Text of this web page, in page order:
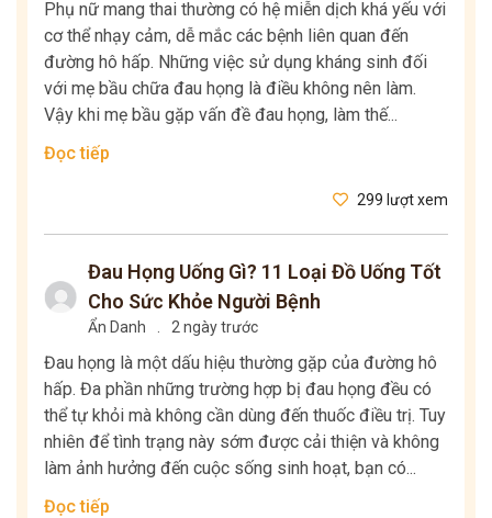
Phụ nữ mang thai thường có hệ miễn dịch khá yếu với
cơ thể nhạy cảm, dễ mắc các bệnh liên quan đến
đường hô hấp. Những việc sử dụng kháng sinh đối
với mẹ bầu chữa đau họng là điều không nên làm.
Vậy khi mẹ bầu gặp vấn đề đau họng, làm thế...
Đọc tiếp
299 lượt xem
Đau Họng Uống Gì? 11 Loại Đồ Uống Tốt
Cho Sức Khỏe Người Bệnh
Ẩn Danh 2 ngày trước
Đau họng là một dấu hiệu thường gặp của đường hô
hấp. Đa phần những trường hợp bị đau họng đều có
thể tự khỏi mà không cần dùng đến thuốc điều trị. Tuy
nhiên để tình trạng này sớm được cải thiện và không
làm ảnh hưởng đến cuộc sống sinh hoạt, bạn có...
Đọc tiếp